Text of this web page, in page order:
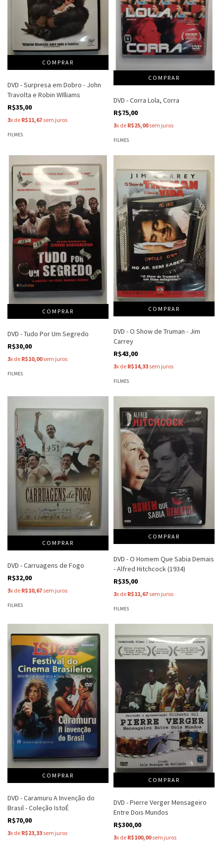
DVD - Surpresa em Dobro - John
Travolta e Robin WIlliams
R$35,00
3x de R$11,67 sem juros
FILMES
DVD - Corra Lola, Corra
R$75,00
3x de R$25,00sem juros
FILMES
DVD - Tudo Por Um Segredo
R$30,00
3x de R$10,00sem juros
FILMES
DVD - O Show de Truman - Jim
Carrey
R$43,00
3x de R$14,33 sem juros
FILMES
DVD - Carruagens de Fogo
R$32,00
3x de R$10,67 sem juros
FILMES
DVD - O Homem Que Sabia Demais
- Alfred Hitchcock (1934)
R$35,00
3x de R$11,67 sem juros
FILMES
DVD - Caramuru A Invenção do
Brasil - Coleção IstoÉ
R$70,00
3x de R$23,33 sem juros
DVD - Pierre Verger Mensageiro
Entre Dois Mundos
R$300,00
3x de R$100,00sem juros